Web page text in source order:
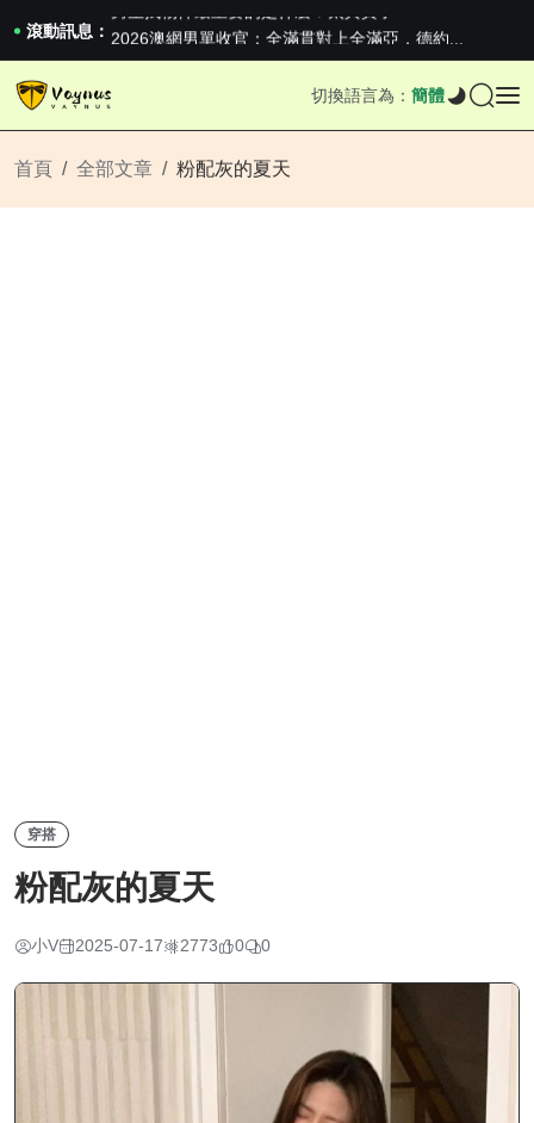
滾動訊息： 2026澳網男單收官：全滿貫對上全滿亞，德約...
《巔峰守衛 Highguard》正式上線，官...
男生找物件最重要的是什麼？太真實了
切換語言為： 簡體
首頁 全部文章 粉配灰的夏天
穿搭
粉配灰的夏天
小V 2025-07-17 2773 0 0